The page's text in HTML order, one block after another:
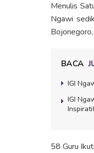
Menulis
Ngawi
BACA
IGI
IGI
58 Guru